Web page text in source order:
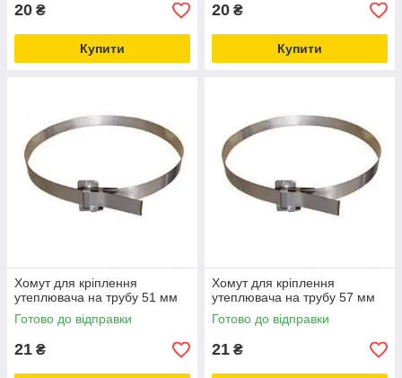
20 ₴
Купити
20 ₴
Купити
Хомут для кріплення
утеплювача на трубу 51 мм
Готово до відправки
21 ₴
Хомут для кріплення
утеплювача на трубу 57 мм
Готово до відправки
21 ₴